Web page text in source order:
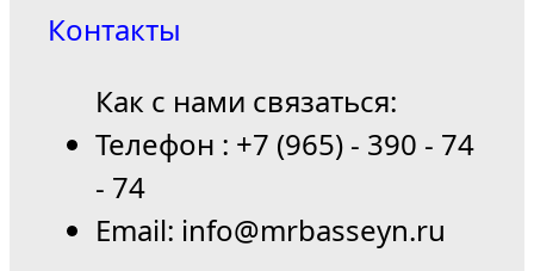
Контакты
Как с нами связаться:
Телефон : +7 (965) - 390 - 74
- 74
Email: info@mrbasseyn.ru